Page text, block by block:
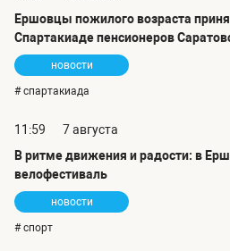
Ершовцы пожилого возраста
Спартакиаде пенсионеров
новости
# спартакиада
11:59
7 августа
В ритме движения и радости: в
велофестиваль
новости
# спорт